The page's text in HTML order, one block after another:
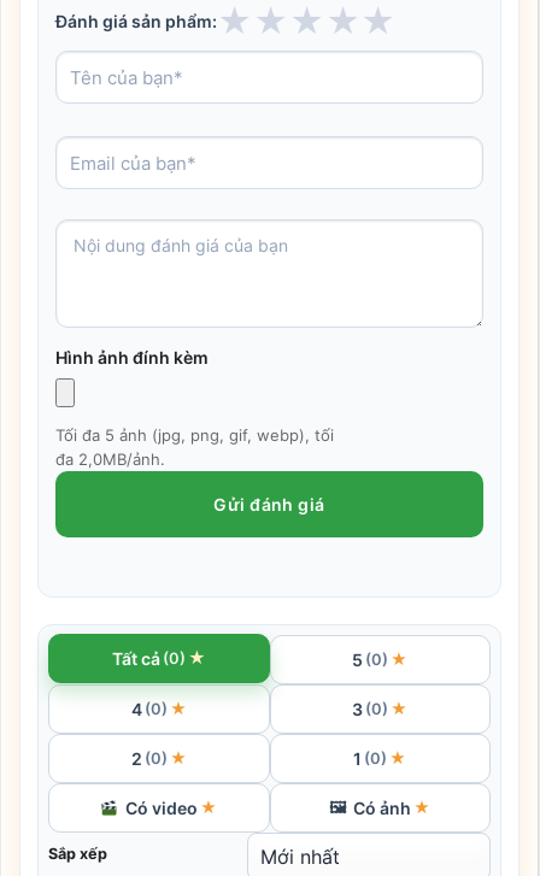
Đánh giá sản phẩm: ★ ★ ★ ★★
Hình ảnh đính kèm
Tối đa 5 ảnh (jpg, png, gif, webp), tối
đa 2,0MB/ảnh.
Gửi đánh giá
Tất cả (0) ★ 5 (0) ★
4 (0) ★ 3 (0) ★
2 (0) ★ 1 (0) ★
Có video ★ 🖼 Có ảnh ★
Sắp xếp